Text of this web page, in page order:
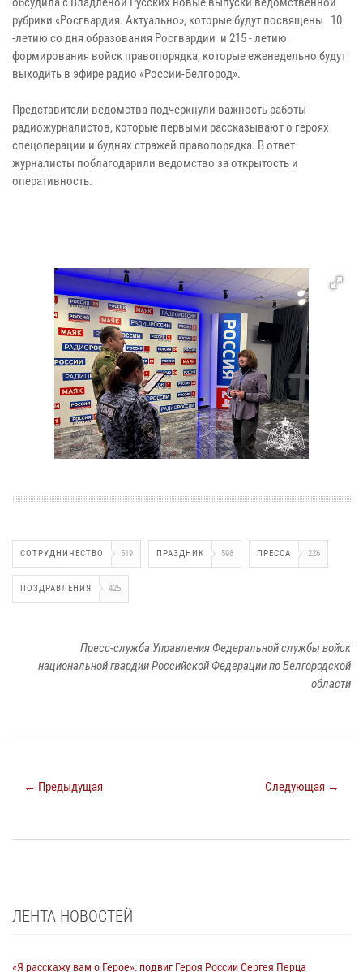
рубрики «Росгвардия. Актуально», которые будут посвящены 10
-летию со дня образования Росгвардии и 215 - летию
формирования войск правопорядка, которые еженедельно будут
выходить в эфире радио «России-Белгород».
Представители ведомства подчеркнули важность работы
радиожурналистов, которые первыми рассказывают о героях
спецоперации и буднях стражей правопорядка. В ответ
журналисты поблагодарили ведомство за открытость и
оперативность.
СОТРУДНИЧЕСТВО 519 ПРАЗДНИК 598 ПРЕССА 226
ПОЗДРАВЛЕНИЯ 425
Пресс-служба Управления Федеральной службы войск
национальной гвардии Российской Федерации по Белгородской
области
← Предыдущая Следующая →
ЛЕНТА НОВОСТЕЙ
«Я расскажу вам о Герое»: подвиг Героя России Сергея Перца